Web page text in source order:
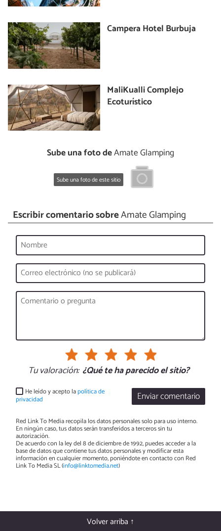
Campera Hotel Burbuja
MaliKualli Complejo
Ecoturístico
Sube una foto deAmate Glamping
Sube una foto de este sitio
Escribir comentario sobreAmate Glamping
Tu valoración: ¿Qué te ha parecido el sitio?
Enviar comentario
He leído y acepto lapolítica de
privacidad
Red Link To Media recopila los datos personales solo para uso interno.
En ningún caso, tus datos serán transferidos a terceros sin tu
autorización.
De acuerdo con la ley del 8 de diciembre de 1992, puedes acceder a la
base de datos que contiene tus datos personales y modificar esta
información en cualquier momento, poniéndote en contacto con Red
Link To Media SL (info@linktomedia.net)
Volver arriba ↑